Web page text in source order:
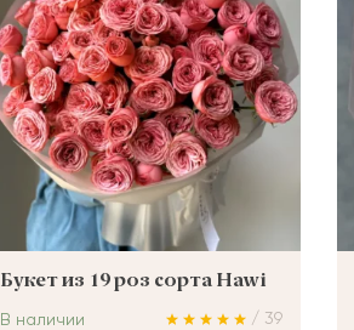
Букет из 19 роз сорта Hawi
/ 39
В наличии